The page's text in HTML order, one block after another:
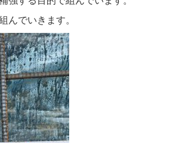
でいきます。